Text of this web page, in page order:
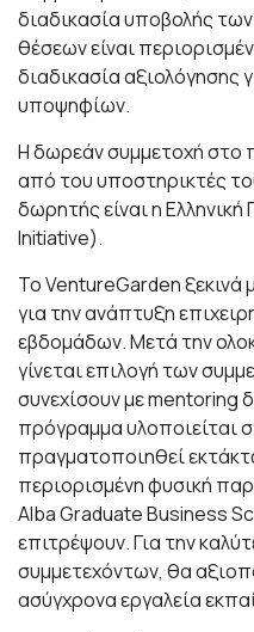
διαδικασία υποβολής
θέσεων είναι
διαδικασία αξιολόγησης
υποψηφίων.
Η δωρεάν συμμετοχή στο
από του υποστηρικτές
δωρητής είναι η
Initiative).
Το VentureGarden ξεκινά
για την ανάπτυξη
εβδομάδων. Μετά την
γίνεται επιλογή των
συνεχίσουν με mentoring
πρόγραμμα υλοποιείται
πραγματοποιηθεί
περιορισμένη φυσική
Alba Graduate Business
επιτρέψουν. Για την
συμμετεχόντων, θα
ασύγχρονα εργαλεία